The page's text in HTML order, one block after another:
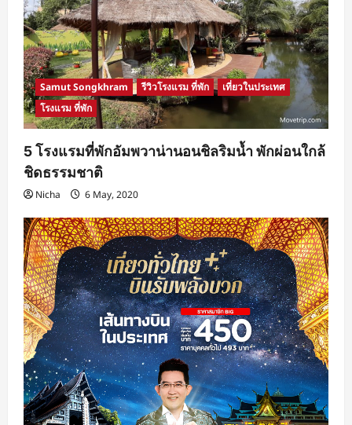
Samut Songkhram รีวิวโรงแรม ที่พัก
เที่ยวในประเทศ
โรงแรม ที่พัก
5 โรงแรมที่พักอัมพวาน่านอนชิลริมน้ำ พักผ่อนใกล้
ชิดธรรมชาติ
Nicha 6 May, 2020